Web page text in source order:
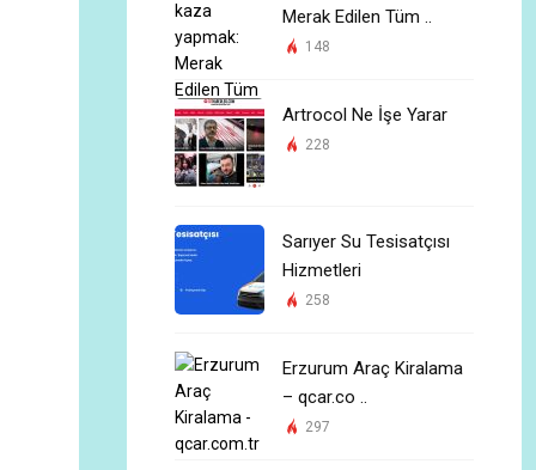
Merak Edilen Tüm ..
148
Artrocol Ne İşe Yarar
228
Sarıyer Su Tesisatçısı
Hizmetleri
258
Erzurum Araç Kiralama
– qcar.co ..
297